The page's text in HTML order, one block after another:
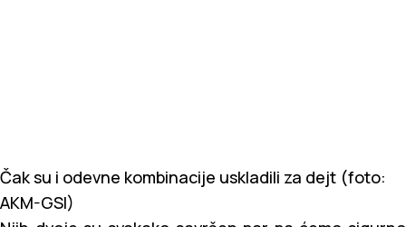
Čak su i odevne kombinacije uskladili za dejt (foto:
AKM-GSI)